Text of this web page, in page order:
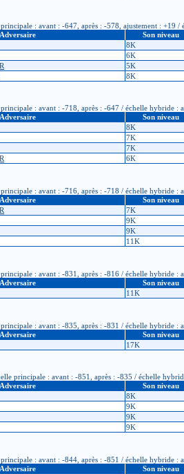
: avant : -647, après : -578, ajustement : +19 /
Adversaire Son niveau
8K
6K
5K
8K
: avant : -718, après : -647 / échelle hybride :
Adversaire Son niveau
8K
7K
7K
6K
: avant : -716, après : -718 / échelle hybride :
Adversaire Son niveau
7K
9K
9K
11K
: avant : -831, après : -816 / échelle hybride :
Adversaire Son niveau
11K
: avant : -835, après : -831 / échelle hybride :
Adversaire Son niveau
17K
principale : avant : -851, après : -835 / échelle
Adversaire Son niveau
8K
9K
9K
9K
: avant : -844, après : -851 / échelle hybride :
Adversaire Son niveau